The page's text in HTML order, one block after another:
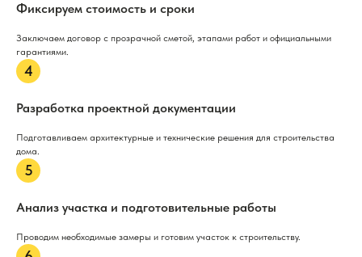
Фиксируем стоимость и сроки
Заключаем договор с прозрачной сметой, этапами работ и официальными
гарантиями.
Разработка проектной документации
Подготавливаем архитектурные и технические решения для строительства
дома.
Анализ участка и подготовительные работы
Проводим необходимые замеры и готовим участок к строительству.